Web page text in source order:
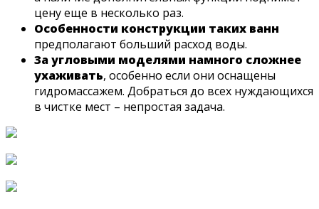
цену еще в несколько раз.
Особенности конструкции таких ванн
предполагают больший расход воды.
За угловыми моделями намного сложнее
ухаживать, особенно если они оснащены
гидромассажем. Добраться до всех нуждающихся
в чистке мест – непростая задача.